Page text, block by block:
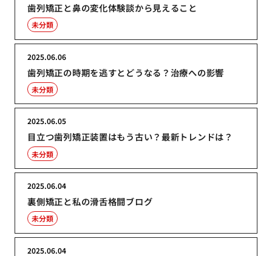
歯列矯正と鼻の変化体験談から見えること
未分類
歯列矯正の時期を逃すとどうなる？治療への影響
2025.06.06
未分類
目立つ歯列矯正装置はもう古い？最新トレンドは？
2025.06.05
未分類
裏側矯正と私の滑舌格闘ブログ
2025.06.04
未分類
2025.06.04